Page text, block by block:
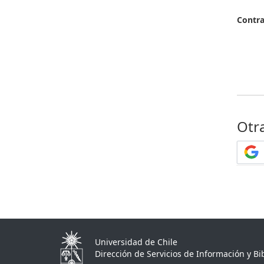
Universidad de Chile
Dirección de Servicios de Información y